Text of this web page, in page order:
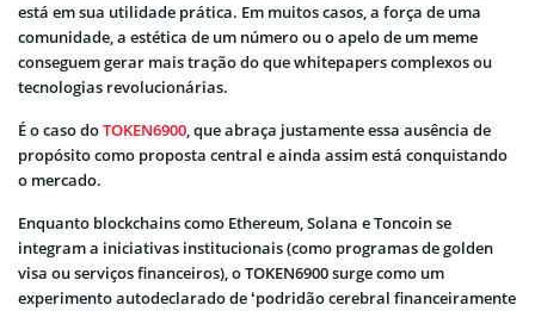
está em sua utilidade prática. Em muitos casos, a força de uma
comunidade, a estética de um número ou o apelo de um meme
conseguem gerar mais tração do que whitepapers complexos ou
tecnologias revolucionárias.
É o caso doTOKEN6900, que abraça justamente essa ausência de
propósito como proposta central e ainda assim está conquistando
o mercado.
Enquanto blockchains como Ethereum, Solana e Toncoin se
integram a iniciativas institucionais (como programas de golden
visa ou serviços financeiros), o TOKEN6900 surge como um
experimento autodeclarado de ‘podridão cerebral financeiramente